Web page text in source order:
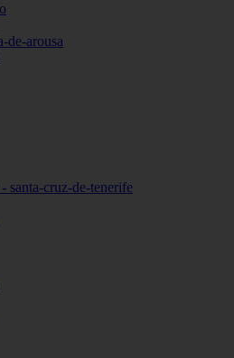
de-arousa
santa-cruz-de-tenerife